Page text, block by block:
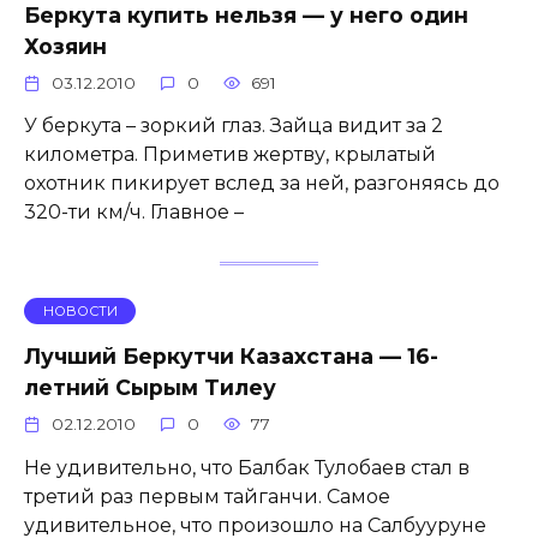
Беркута купить нельзя — у него один
Хозяин
03.12.2010 0 691
У беркута – зоркий глаз. Зайца видит за 2
километра. Приметив жертву, крылатый
охотник пикирует вслед за ней, разгоняясь до
320-ти км/ч. Главное –
НОВОСТИ
Лучший Беркутчи Казахстана — 16-
летний Сырым Тилеу
02.12.2010 0 77
Не удивительно, что Балбак Тулобаев стал в
третий раз первым тайганчи. Самое
удивительное, что произошло на Салбууруне